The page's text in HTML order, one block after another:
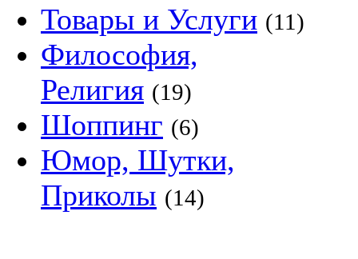
Товары и Услуги (11)
Философия,
Религия (19)
Шоппинг (6)
Юмор, Шутки,
Приколы (14)